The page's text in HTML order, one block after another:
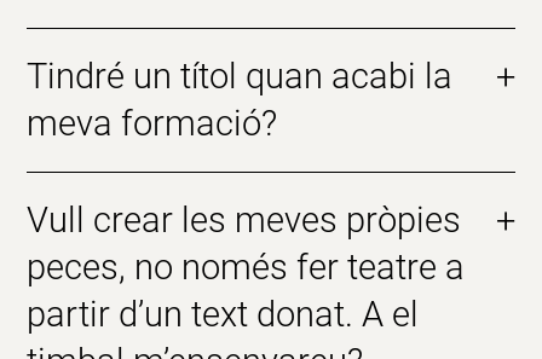
Tindré un títol quan acabi la
meva formació?
+
Vull crear les meves pròpies
peces, no només fer teatre a
partir d’un text donat. A el
+